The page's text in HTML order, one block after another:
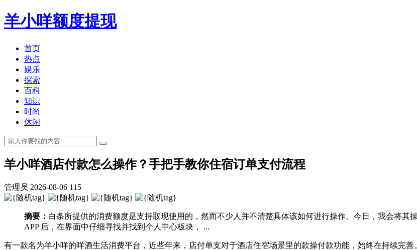
羊小咩额度提现
首页
热点
娱乐
探索
百科
知识
时尚
休闲
羊小咩酒店付款怎么操作？手把手教你住宿订单支付流程
管理员 2026-08-06 115
摘要： 白条所提供的消费额度是支持取现使用的，然而不少人并不清楚具体该如何进行操作。今日，我会将
APP 后，在界面中仔细寻找并找到个人中心板块， ...
有一款名为羊小咩的咩酒生活消费平台，近些年来，店付单支对于酒店住宿场景里的款操付款功能，始终在持续完